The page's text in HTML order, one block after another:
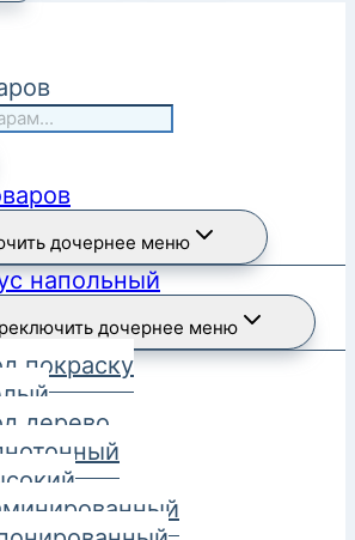
дочернее меню
напольный
дочернее меню
покраску
дерево